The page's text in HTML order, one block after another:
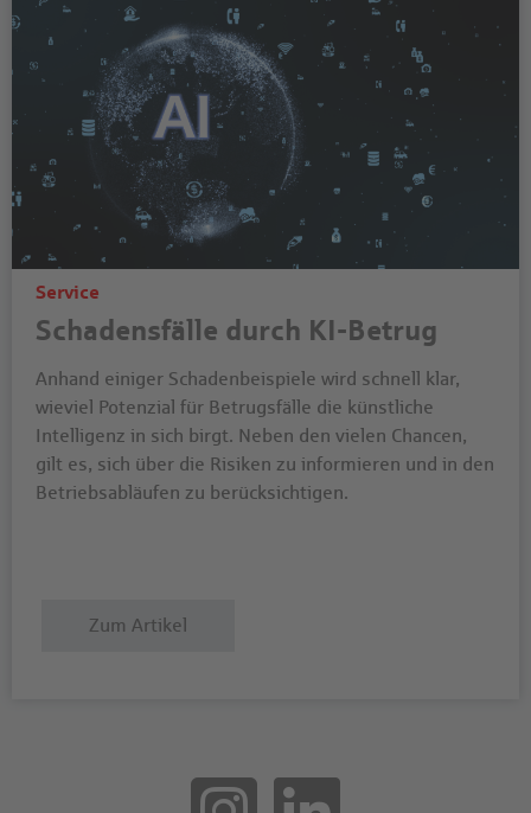
Service
Schadensfälle durch KI-Betrug
Anhand einiger Schadenbeispiele wird schnell klar,
wieviel Potenzial für Betrugsfälle die künstliche
Intelligenz in sich birgt. Neben den vielen Chancen,
gilt es, sich über die Risiken zu informieren und in den
Betriebsabläufen zu berücksichtigen.
Zum Artikel